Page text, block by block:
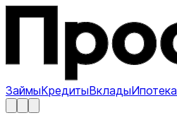
ЗаймыКредитыВкладыИпотека